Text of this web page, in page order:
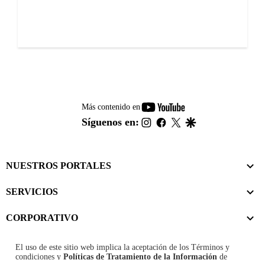
Más contenido en
youtube-
footer
Síguenos en: instagram
facebook
twitter
NUESTROS PORTALES
SERVICIOS
CORPORATIVO
El uso de este sitio web implica la aceptación de los Términos y
condiciones y Políticas de Tratamiento de la Información de